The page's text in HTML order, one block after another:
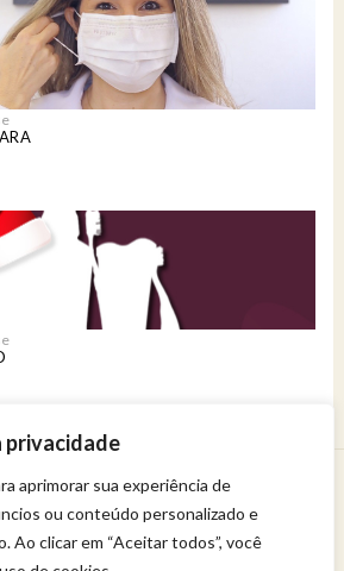
privacidade
aprimorar sua experiência de
ou conteúdo personalizado e
Ao clicar em “Aceitar todos”, você
uma experiência de bem-estar.
a uma profissional qualificada.
de privacidade